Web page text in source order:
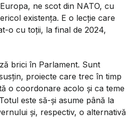
ne scot din NATO, cu
existența. E o lecție care
o cu toții, la final de 2024,
brici în Parlament. Sunt
proiecte care trec în timp
o coordonare acolo și ca teme
este să-și asume până la
și, respectiv, o alternativă